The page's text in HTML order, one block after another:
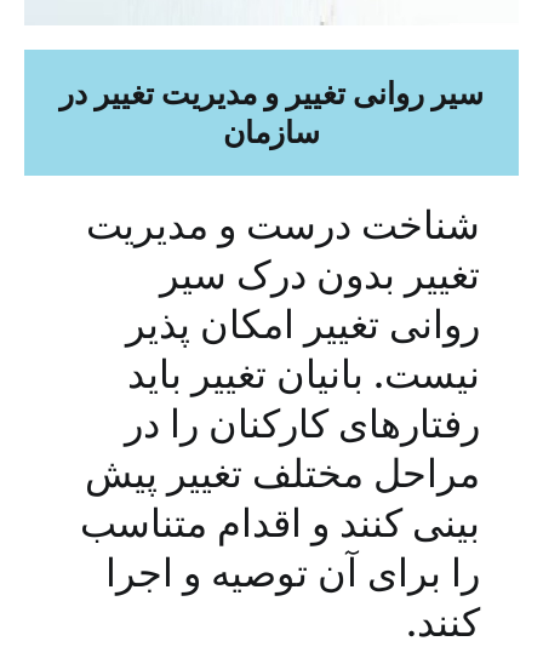
سیر روانی تغییر و مدیریت تغییر در
سازمان
شناخت درست و مدیریت
تغییر بدون درک سیر
روانی تغییر امکان پذیر
نیست. بانیان تغییر باید
رفتارهای کارکنان را در
مراحل مختلف تغییر پیش
بینی کنند و اقدام متناسب
را برای آن توصیه و اجرا
کنند.